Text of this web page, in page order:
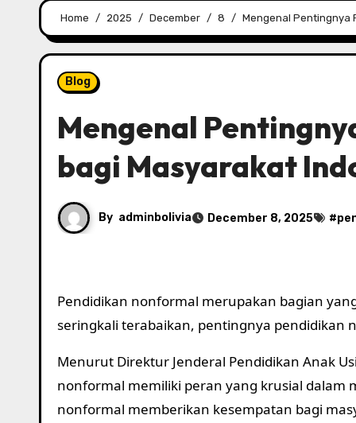
Home 2025 December 8 Mengenal Pentingnya
Blog
Mengenal
bagi Masyarakat
By adminbolivia December 8, 2025 #
Pendidikan nonformal merupakan bagian
seringkali terabaikan, pentingnya pendidikan
Menurut Direktur Jenderal Pendidikan Anak
nonformal memiliki peran yang krusial dalam
nonformal memberikan kesempatan bagi